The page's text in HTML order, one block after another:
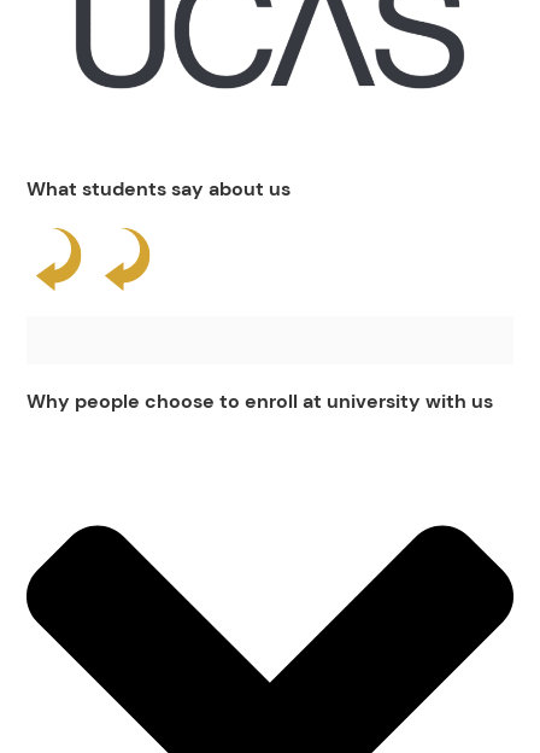
What students say about us
Why people choose to enroll at university with us